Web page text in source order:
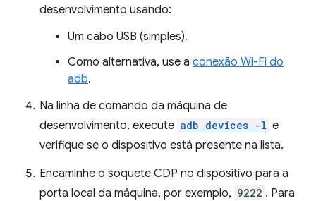
desenvolvimento usando:
Um cabo USB (simples).
Como alternativa, use a conexão Wi-Fi do
adb.
Na linha de comando da máquina de
desenvolvimento, execute adb devices -l e
verifique se o dispositivo está presente na lista.
Encaminhe o soquete CDP no dispositivo para a
porta local da máquina, por exemplo, 9222 . Para